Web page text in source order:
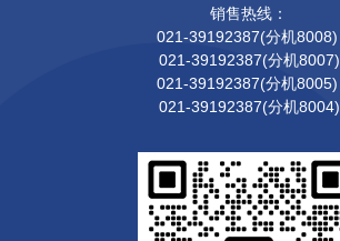
销售热线：
021-39192387(分机8008)
021-39192387(分机8007)
021-39192387(分机8005)
021-39192387(分机8004)